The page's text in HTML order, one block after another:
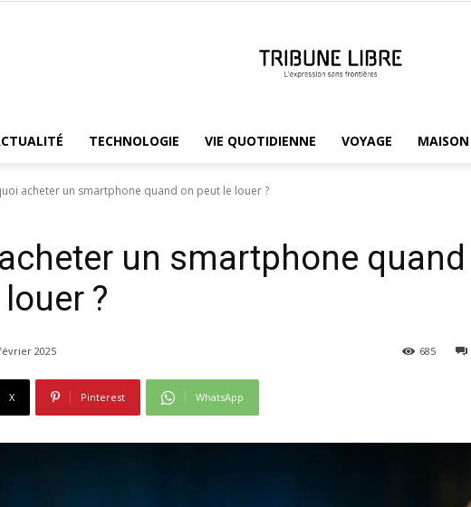
TECHNOLOGIE VIE QUOTIDIENNE VOYAGE MAISON
acheter un smartphone quand on peut le louer ?
un smartphone quand
?
2025 685
X Pinterest WhatsApp